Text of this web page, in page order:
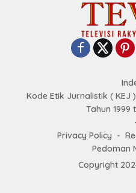
Kode Etik Jurnalistik ( KEJ
Tahun 1999
Privacy Policy
Pedoman
Copyright